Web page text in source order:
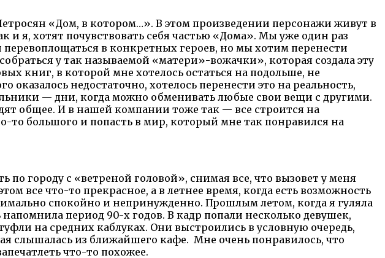
«Дом, в котором…». В этом произведении персонажи живут в
я, хотят почувствовать себя частью «Дома». Мы уже один раз
в конкретных героев, но мы хотим перенести
у так называемой «матери»-вожачки», которая создала эту
книг, в которой мне хотелось остаться на подольше, не
оказалось недостаточно, хотелось перенести это на реальность,
— дни, когда можно обменивать любые свои вещи с другими.
общее. И в нашей компании тоже так — все строится на
то большого и попасть в мир, который мне так понравился на
по городу с «ветреной головой», снимая все, что вызовет у меня
все что-то прекрасное, а в летнее время, когда есть возможность
спокойно и непринужденно. Прошлым летом, когда я гуляла
период 90-х годов. В кадр попали несколько девушек,
на средних каблуках. Они выстроились в условную очередь,
слышалась из ближайшего кафе. Мне очень понравилось, что
что-то похожее.